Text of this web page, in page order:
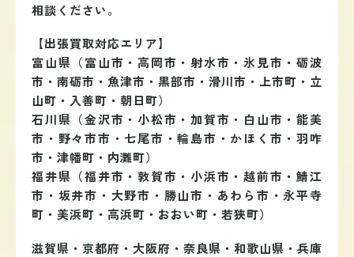
相談ください。
【出張買取対応エリア】
富山県（富山市・高岡市・射水市・氷見市・砺波
市・南砺市・魚津市・黒部市・滑川市・上市町・立
山町・入善町・朝日町）
石川県（金沢市・小松市・加賀市・白山市・能美
市・野々市市・七尾市・輪島市・かほく市・羽咋
市・津幡町・内灘町）
福井県（福井市・敦賀市・小浜市・越前市・鯖江
市・坂井市・大野市・勝山市・あわら市・永平寺
町・美浜町・高浜町・おおい町・若狭町）
滋賀県・京都府・大阪府・奈良県・和歌山県・兵庫